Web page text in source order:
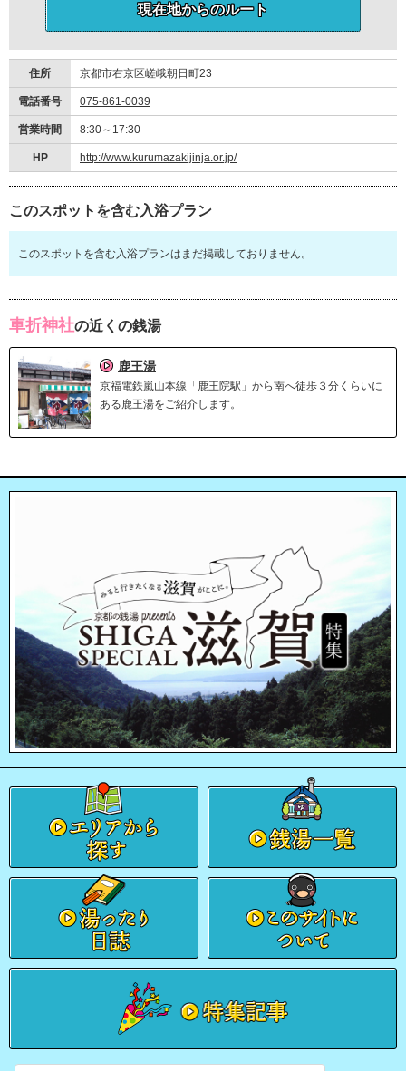
現在地からのルート
住所 京都市右京区嵯峨朝日町23
電話番号 075-861-0039
営業時間 8:30～17:30
HP http://www.kurumazakijinja.or.jp/
このスポットを含む入浴プラン
このスポットを含む入浴プランはまだ掲載しておりません。
車折神社の近くの銭湯
鹿王湯
京福電鉄嵐山本線「鹿王院駅」から南へ徒歩３分くらいに
ある鹿王湯をご紹介します。